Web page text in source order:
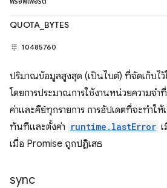
QUOTA_BYTES
10485760
ปริมาณข้อมูลสูงสุด (เป็นไบต์) ที่จัดเก็บไว้
โดยการประมาณการใช้งานหน่วยความจ
ค่าและคีย์ทุกรายการ การอัปเดตที่จะทำใ
ทันทีและตั้งค่า runtime.lastError
เมื่อ Promise ถูกปฏิเสธ
sync